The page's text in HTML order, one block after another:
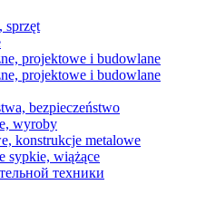
sprzęt
projektowe i budowlane
projektowe i budowlane
bezpieczeństwo
wyroby
konstrukcje metalowe
sypkie, wiążące
техники